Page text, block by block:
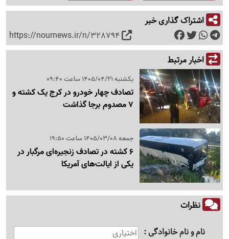
اشتراک گذاری خبر
https://nournews.ir/n/328794
اخبار مرتبط
یکشنبه 1405/04/21 ساعت 09:40
تصادف چهار خودرو در کرج یک کشته و
7 مصدوم برجا گذاشت
جمعه 1405/03/08 ساعت 19:50
6 کشته در تصادف زنجیره‌ای مرگبار در
یکی از ایالت‌های آمریکا
نظرات
نام و نام خانوادگی